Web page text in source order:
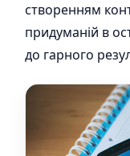
створенням
придуманій в
до гарного